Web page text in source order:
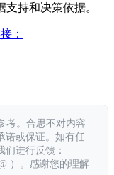
持和决策依据。
：
考。合思不对内容
诺或保证。如有任
进行反馈：
）。感谢您的理解